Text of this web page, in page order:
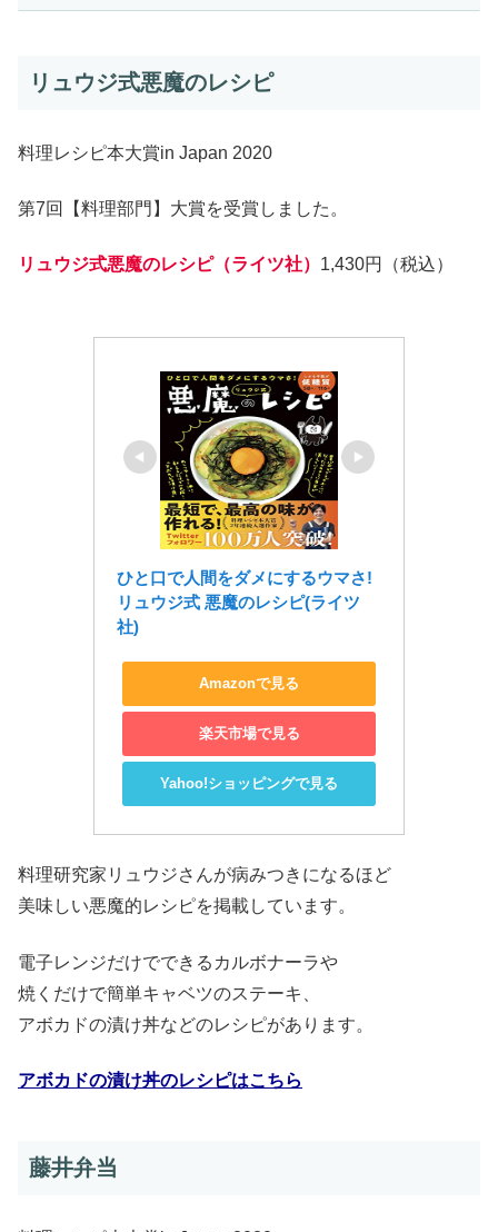
リュウジ式悪魔のレシピ
料理レシピ本大賞in Japan 2020
第7回【料理部門】大賞を受賞しました。
リュウジ式悪魔のレシピ（ライツ社） 1,430円（税込）
ひと口で人間をダメにするウマさ!
リュウジ式 悪魔のレシピ(ライツ
社)
Amazonで見る
楽天市場で見る
Yahoo!ショッピングで見る
料理研究家リュウジさんが病みつきになるほど
美味しい悪魔的レシピを掲載しています。
電子レンジだけでできるカルボナーラや
焼くだけで簡単キャベツのステーキ、
アボカドの漬け丼などのレシピがあります。
アボカドの漬け丼のレシピはこちら
藤井弁当